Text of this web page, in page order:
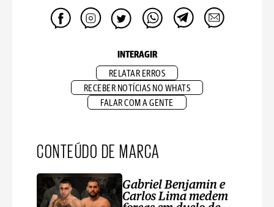
INTERAGIR
RELATAR ERROS
RECEBER NOTÍCIAS NO WHATS
FALAR COM A GENTE
CONTEÚDO DE MARCA
Gabriel Benjamin e
Carlos Lima medem